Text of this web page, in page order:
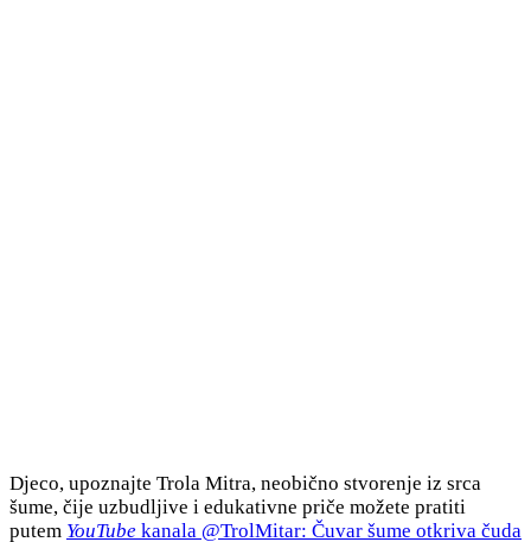
Djeco, upoznajte Trola Mitra, neobično stvorenje iz srca
šume, čije uzbudljive i edukativne priče možete pratiti
putem YouTube kanala @TrolMitar: Čuvar šume otkriva čuda